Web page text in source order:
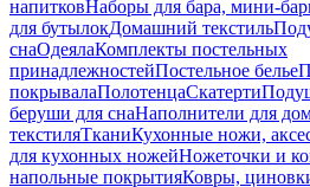
напитковНаборы для бара, мини-
для бутылокДомашний текстиль
снаОдеялаКомплекты постельных
принадлежностейПостельное белье
покрывалаПолотенцаСкатерти
беруши для снаНаполнители для
текстиляТканиКухонные ножи,
для кухонных ножейНожеточки и
напольные покрытияКовры,